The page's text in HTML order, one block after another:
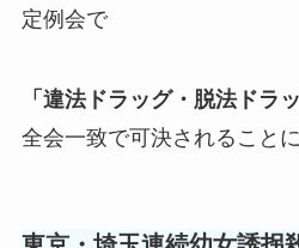
定例会で
「違法ドラッグ・脱法ドラ
全会一致で可決されること